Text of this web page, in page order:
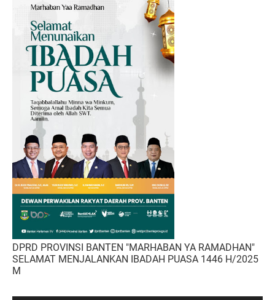
DPRD PROVINSI BANTEN "MARHABAN YA RAMADHAN"
SELAMAT MENJALANKAN IBADAH PUASA 1446 H/2025
M